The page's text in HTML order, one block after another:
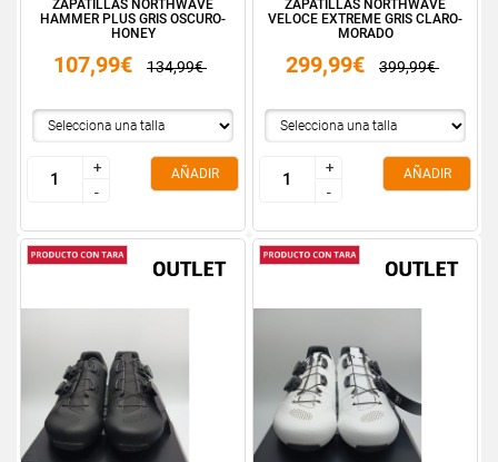
ZAPATILLAS NORTHWAVE
HAMMER PLUS GRIS OSCURO-
HONEY
107,99€ 134,99€
+
-
+
-
AÑADIR
ZAPATILLAS NORTHWAVE
VELOCE EXTREME GRIS CLARO-
MORADO
299,99€ 399,99€
+
-
+
-
AÑADIR